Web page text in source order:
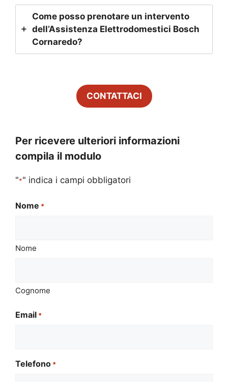
Come posso prenotare un intervento
dell’Assistenza Elettrodomestici Bosch
Cornaredo?
CONTATTACI
Per ricevere ulteriori informazioni
compila il modulo
"*" indica i campi obbligatori
Nome *
Nome
Cognome
Email *
Telefono *